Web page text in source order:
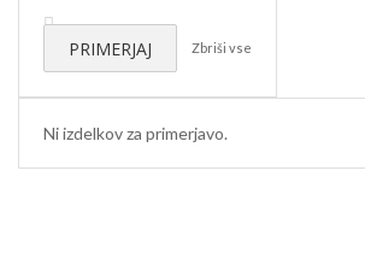
Odstrani
izdelek
PRIMERJAJ Zbriši vse
Ni izdelkov za primerjavo.